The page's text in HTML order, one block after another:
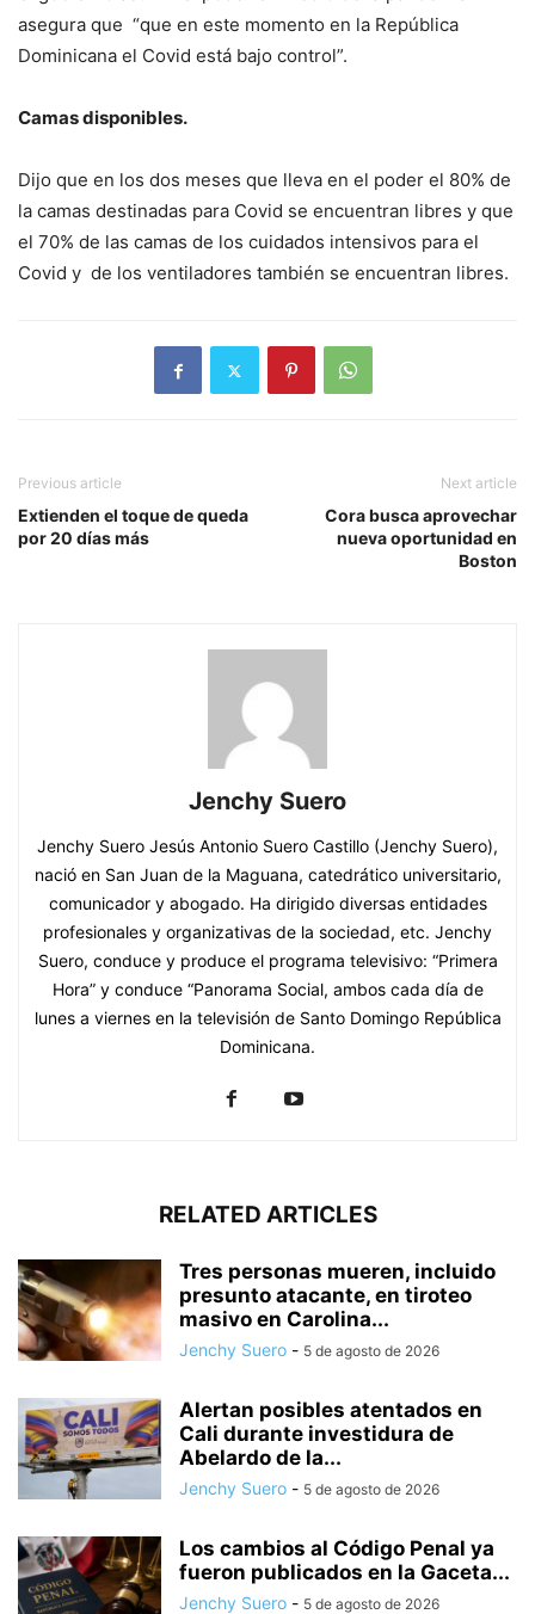
asegura que “que en este momento en la República
Dominicana el Covid está bajo control”.
Camas disponibles.
Dijo que en los dos meses que lleva en el poder el 80% de
la camas destinadas para Covid se encuentran libres y que
el 70% de las camas de los cuidados intensivos para el
Covid y de los ventiladores también se encuentran libres.
Previous article
Extienden el toque de queda
por 20 días más
Next article
Cora busca aprovechar
nueva oportunidad en
Boston
Jenchy Suero
Jenchy Suero Jesús Antonio Suero Castillo (Jenchy Suero),
nació en San Juan de la Maguana, catedrático universitario,
comunicador y abogado. Ha dirigido diversas entidades
profesionales y organizativas de la sociedad, etc. Jenchy
Suero, conduce y produce el programa televisivo: “Primera
Hora” y conduce “Panorama Social, ambos cada día de
lunes a viernes en la televisión de Santo Domingo República
Dominicana.
RELATED ARTICLES
Tres personas mueren, incluido
presunto atacante, en tiroteo
masivo en Carolina...
Jenchy Suero - 5 de agosto de 2026
Alertan posibles atentados en
Cali durante investidura de
Abelardo de la...
Jenchy Suero - 5 de agosto de 2026
Los cambios al Código Penal ya
fueron publicados en la Gaceta...
Jenchy Suero - 5 de agosto de 2026